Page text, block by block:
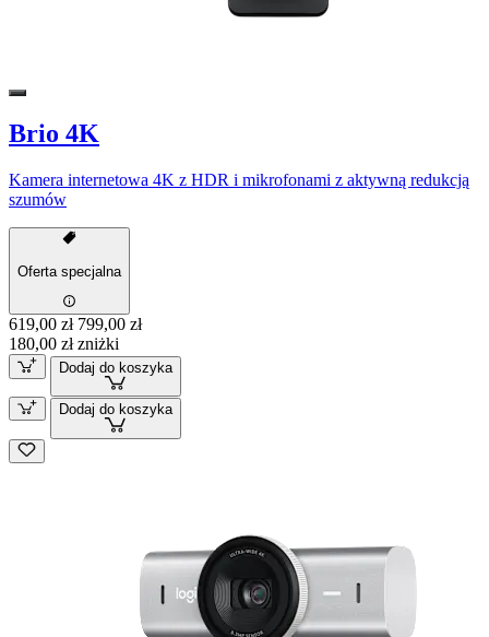
Brio 4K
Kamera internetowa 4K z HDR i mikrofonami z aktywną redukcją
szumów
Oferta specjalna
619,00 zł 799,00 zł
180,00 zł zniżki
Dodaj do koszyka
Dodaj do koszyka